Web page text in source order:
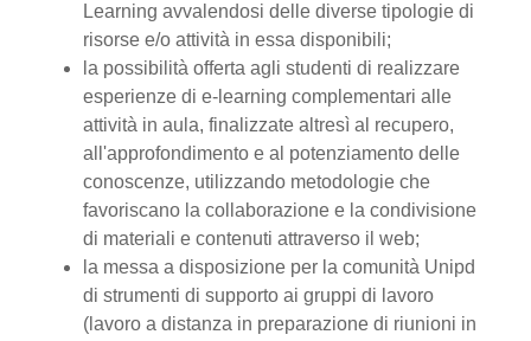
Learning avvalendosi delle diverse tipologie di
risorse e/o attività in essa disponibili;
la possibilità offerta agli studenti di realizzare
esperienze di e-learning complementari alle
attività in aula, finalizzate altresì al recupero,
all'approfondimento e al potenziamento delle
conoscenze, utilizzando metodologie che
favoriscano la collaborazione e la condivisione
di materiali e contenuti attraverso il web;
la messa a disposizione per la comunità Unipd
di strumenti di supporto ai gruppi di lavoro
(lavoro a distanza in preparazione di riunioni in